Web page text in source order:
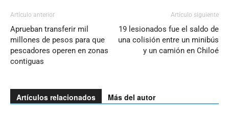
Artículo anterior
Aprueban transferir mil
millones de pesos para que
pescadores operen en zonas
contiguas
Artículo siguiente
19 lesionados fue el saldo de
una colisión entre un minibús
y un camión en Chiloé
Artículos relacionados Más del autor